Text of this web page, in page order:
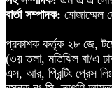
বার্তা সম্পাদক: মোজাম্মেল
প্রকাশক কর্তৃক ২৮ জে,
(৩য় তলা, মতিঝিল বা/এ
এস, আর, প্রিন্টিং প্রেস